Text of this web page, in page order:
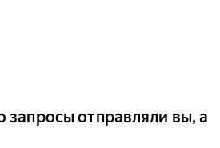
запросы отправляли вы, а